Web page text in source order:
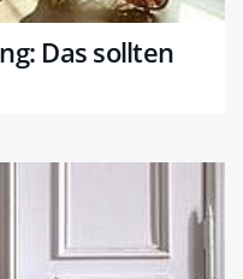
Das sollten